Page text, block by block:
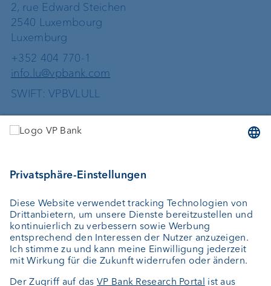
2, rue Edward Steichen
2540 Luxembourg
Luxemburg
+352 404 770-1
info.lu@vpbank.com
SWIFT: VPBVLULL
Dienstleistungen
Vermögensverwaltung
Vermögensplanung
Depotbank
Externer Vermögensverwalter
Private Label Fonds
Investment Consulting
Über uns